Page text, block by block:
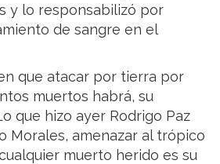
y lo responsabilizó por
de sangre en el
que atacar por tierra por
muertos habrá, su
que hizo ayer Rodrigo Paz
Morales, amenazar al trópico
muerto herido es su